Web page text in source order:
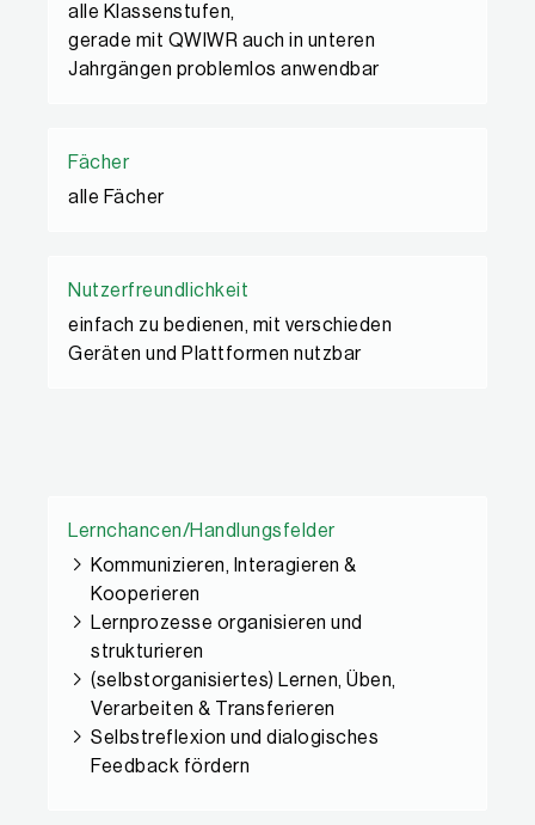
alle Klassenstufen,
gerade mit QWIWR auch in unteren
Jahrgängen problemlos anwendbar
Fächer
alle Fächer
Nutzerfreundlichkeit
einfach zu bedienen, mit verschieden
Geräten und Plattformen nutzbar
Lernchancen/Handlungsfelder
Kommunizieren, Interagieren &
Kooperieren
Lernprozesse organisieren und
strukturieren
(selbstorganisiertes) Lernen, Üben,
Verarbeiten & Transferieren
Selbstreflexion und dialogisches
Feedback fördern